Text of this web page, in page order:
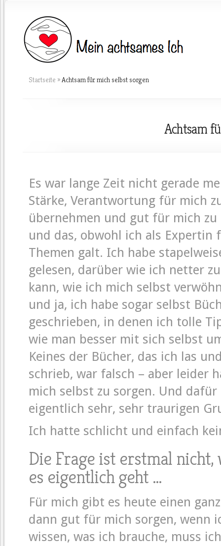
Startseite »Achtsam für mich selbst sorgen
Achtsam
Es war lange Zeit nicht gerade
Stärke, Verantwortung für mich
übernehmen und gut für mich zu
und das, obwohl ich als Expertin
Themen galt. Ich habe
gelesen, darüber wie ich netter
kann, wie ich mich selbst
und ja, ich habe sogar selbst
geschrieben, in denen ich tolle
wie man besser mit sich selbst
Keines der Bücher, das ich las
schrieb, war falsch – aber leider
mich selbst zu sorgen. Und
eigentlich sehr, sehr traurigen
Ich hatte schlicht und einfach
Die Frage ist erstmal
es eigentlich geht …
Für mich gibt es heute einen
dann gut für mich sorgen, wenn
wissen, was ich brauche, muss